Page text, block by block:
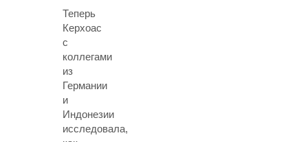
Теперь
Керхоас
с
коллегами
из
Германии
и
Индонезии
исследовала,